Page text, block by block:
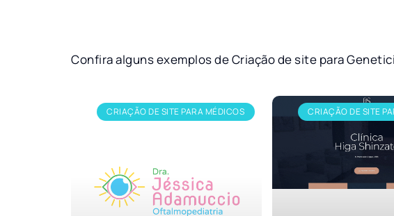
Confira alguns exemplos de Criação de site para
CRIAÇÃO DE SITE PARA MÉDICOS CRIAÇÃO DE SITE